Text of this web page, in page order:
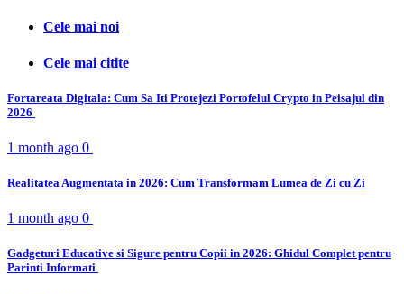
Cele mai noi
Cele mai citite
Fortareata Digitala: Cum Sa Iti Protejezi Portofelul Crypto in Peisajul din
2026
1 month ago 0
Realitatea Augmentata in 2026: Cum Transformam Lumea de Zi cu Zi
1 month ago 0
Gadgeturi Educative si Sigure pentru Copii in 2026: Ghidul Complet pentru
Parinti Informati